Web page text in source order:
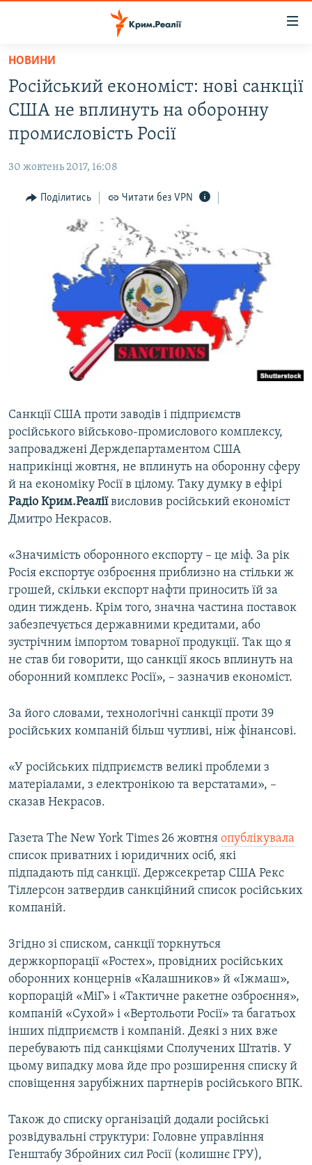
Перейти
основного
матеріалу
до
основної
Перейти
БЛОГИ
ПОГЛЯД
СПЕЦПРОЕКТИ
ДЕПОРТАЦІЯ
ВІДЕОУРОКИ «ELIFBE»
СВІДЧЕННЯ ОКУПАЦІЇ
УКРАЇНСЬКА ПРОБЛЕМА КРИМУ
ЯК ОБІЙТИ БЛОКУВАННЯ
Усі сайти RFE/RL
НОВИНИ
Російський економіст: нові санкції
США не вплинуть на оборонну
промисловість Росії
30 жовтень 2017, 16:08
Поділитись Читати без VPN
Санкції США проти заводів і підприємств
російського військово-промислового комплексу,
запроваджені Держдепартаментом США
наприкінці жовтня, не вплинуть на оборонну сферу
й на економіку Росії в цілому. Таку думку в ефірі
Радіо Крим.Реаліївисловив російський економіст
Дмитро Некрасов.
«Значимість оборонного експорту – це міф. За рік
Росія експортує озброєння приблизно на стільки ж
грошей, скільки експорт нафти приносить їй за
один тиждень. Крім того, значна частина поставок
забезпечується державними кредитами, або
зустрічним імпортом товарної продукції. Так що я
не став би говорити, що санкції якось вплинуть на
оборонний комплекс Росії», – зазначив економіст.
За його словами, технологічні санкції проти 39
російських компаній більш чутливі, ніж фінансові.
«У російських підприємств великі проблеми з
матеріалами, з електронікою та верстатами», –
сказав Некрасов.
Газета The New York Times 26 жовтня опублікувала
список приватних і юридичних осіб, які
підпадають під санкції. Держсекретар США Рекс
Тіллерсон затвердив санкційний список російських
компаній.
Згідно зі списком, санкції торкнуться
держкорпорації «Ростех», провідних російських
оборонних концернів «Калашников» й «Іжмаш»,
корпорацій «МіГ» і «Тактичне ракетне озброєння»,
компаній «Сухой» і «Вертольоти Росії» та багатьох
інших підприємств і компаній. Деякі з них вже
перебувають під санкціями Сполучених Штатів. У
цьому випадку мова йде про розширення списку й
сповіщення зарубіжних партнерів російського ВПК.
Також до списку організацій додали російські
розвідувальні структури: Головне управління
Генштабу Збройних сил Росії (колишнє ГРУ),